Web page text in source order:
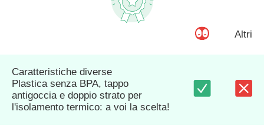
Altri
Caratteristiche diverse
Plastica senza BPA, tappo
antigoccia e doppio strato per
l'isolamento termico: a voi la scelta!